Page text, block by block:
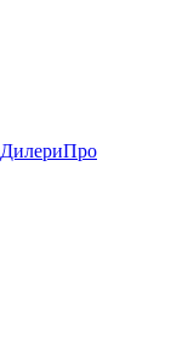
ДилериПро